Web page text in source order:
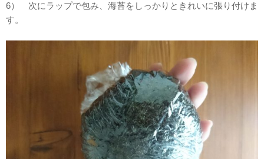
6） 次にラップで包み、海苔をしっかりときれいに張り付けま
す。